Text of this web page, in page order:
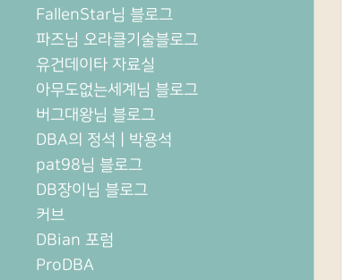
FallenStar님 블로그
파즈님 오라클기술블로그
유건데이타 자료실
아무도없는세계님 블로그
버그대왕님 블로그
DBA의 정석 | 박용석
pat98님 블로그
DB장이님 블로그
커브
DBian 포럼
ProDBA